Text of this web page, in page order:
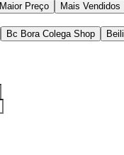
Maior Preço Mais Vendidos
Bc Bora Colega Shop Beili